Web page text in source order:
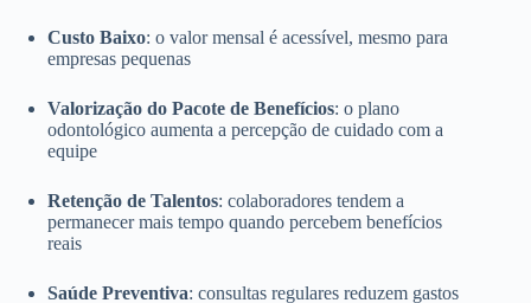
Custo Baixo: o valor mensal é acessível, mesmo para
empresas pequenas
Valorização do Pacote de Benefícios: o plano
odontológico aumenta a percepção de cuidado com a
equipe
Retenção de Talentos: colaboradores tendem a
permanecer mais tempo quando percebem benefícios
reais
Saúde Preventiva: consultas regulares reduzem gastos